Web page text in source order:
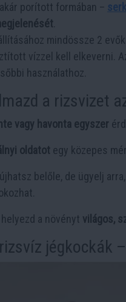
porított formában –
mindössze 2
vízzel kell elkeverni.
használathoz.
a rizsvizet
vagy havonta egyszer
oldatot egy közepes
belőle, de ügyelj
a növényt világos,
jégkockák